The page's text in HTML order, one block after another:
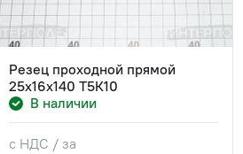
Резец проходной прямой
25х16х140 Т5К10
В наличии
с НДС / за